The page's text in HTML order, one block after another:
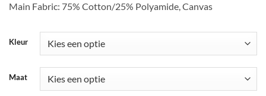
Main Fabric: 75% Cotton/25% Polyamide, Canvas
Kleur
Maat